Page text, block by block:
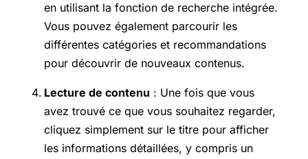
en utilisant la fonction de recherche intégrée.
Vous pouvez également parcourir les
différentes catégories et recommandations
pour découvrir de nouveaux contenus.
Lecture de contenu : Une fois que vous
avez trouvé ce que vous souhaitez regarder,
cliquez simplement sur le titre pour afficher
les informations détaillées, y compris un